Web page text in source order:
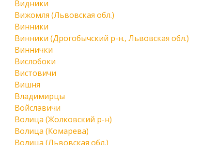
Видники
Вижомля (Львовская обл.)
Винники
Винники (Дрогобычский р-н., Львовская обл.)
Виннички
Вислобоки
Вистовичи
Вишня
Владимирцы
Войславичи
Волица (Жолковский р-н)
Волица (Комарева)
Волица (Львовская обл.)